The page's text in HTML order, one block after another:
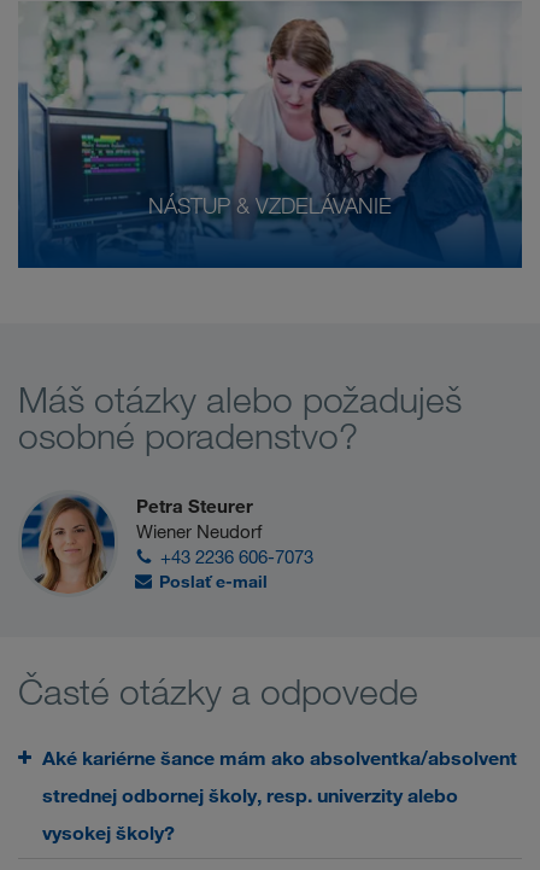
NÁSTUP & VZDELÁVANIE
Máš otázky alebo požaduješ
osobné poradenstvo?
Petra Steurer
Wiener Neudorf
+43 2236 606-7073
Poslať e-mail
Časté otázky a odpovede
Aké kariérne šance mám ako absolventka/absolvent
strednej odbornej školy, resp. univerzity alebo
vysokej školy?